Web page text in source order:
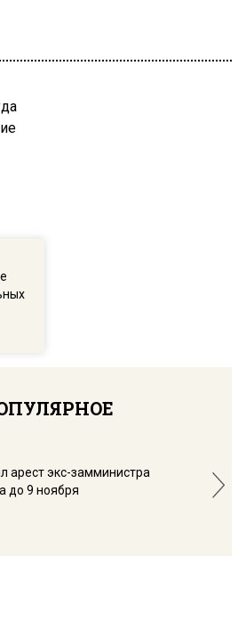
арест экс-замминистра
до 9 ноября